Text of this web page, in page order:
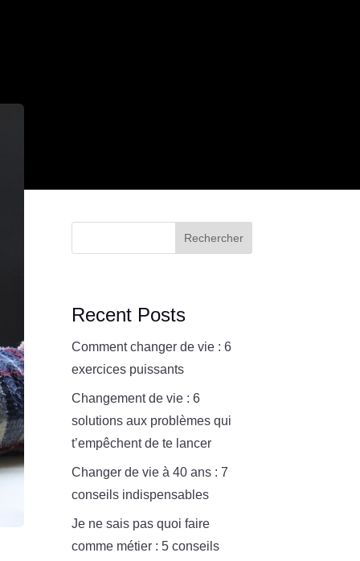
Rechercher
Recent Posts
Comment changer de vie : 6
exercices puissants
Changement de vie : 6
solutions aux problèmes qui
t’empêchent de te lancer
Changer de vie à 40 ans : 7
conseils indispensables
Je ne sais pas quoi faire
comme métier : 5 conseils